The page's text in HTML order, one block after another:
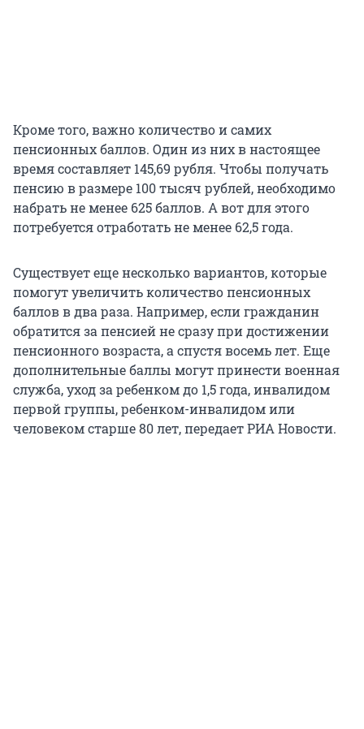
Кроме того, важно количество и самих
пенсионных баллов. Один из них в настоящее
время составляет 145,69 рубля. Чтобы получать
пенсию в размере 100 тысяч рублей, необходимо
набрать не менее 625 баллов. А вот для этого
потребуется отработать не менее 62,5 года.
Существует еще несколько вариантов, которые
помогут увеличить количество пенсионных
баллов в два раза. Например, если гражданин
обратится за пенсией не сразу при достижении
пенсионного возраста, а спустя восемь лет. Еще
дополнительные баллы могут принести военная
служба, уход за ребенком до 1,5 года, инвалидом
первой группы, ребенком-инвалидом или
человеком старше 80 лет, передает РИА Новости.